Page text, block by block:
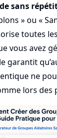
sans
» ou «
toutes
vous avez
garantit
ne
lors des